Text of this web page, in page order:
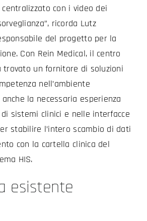
con i video dei
ricorda Lutz
del progetto per la
Con Rein Medical, il centro
trovato un fornitore di soluzioni
nell’ambiente
la necessaria esperienza
di sistemi clinici e nelle interfacce
stabilire l’intero scambio di dati
con la cartella clinica del
HIS.
esistente